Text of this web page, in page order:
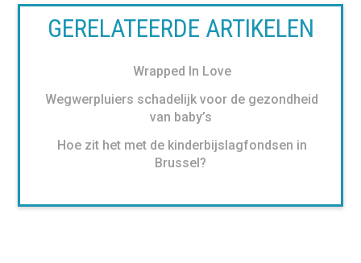
GERELATEERDE ARTIKELEN
Wrapped In Love
Wegwerpluiers schadelijk voor de gezondheid
van baby’s
Hoe zit het met de kinderbijslagfondsen in
Brussel?